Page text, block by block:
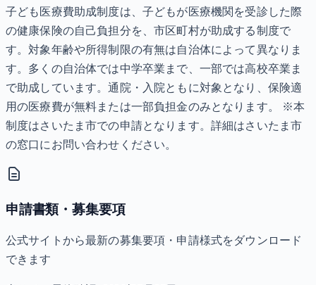
子ども医療費助成制度は、子どもが医療機関を受診した際
の健康保険の自己負担分を、市区町村が助成する制度で
す。対象年齢や所得制限の有無は自治体によって異なりま
す。多くの自治体では中学卒業まで、一部では高校卒業ま
で助成しています。通院・入院ともに対象となり、保険適
用の医療費が無料または一部負担金のみとなります。 ※本
制度はさいたま市での申請となります。詳細はさいたま市
の窓口にお問い合わせください。
申請書類・募集要項
公式サイトから最新の募集要項・申請様式をダウンロード
できます